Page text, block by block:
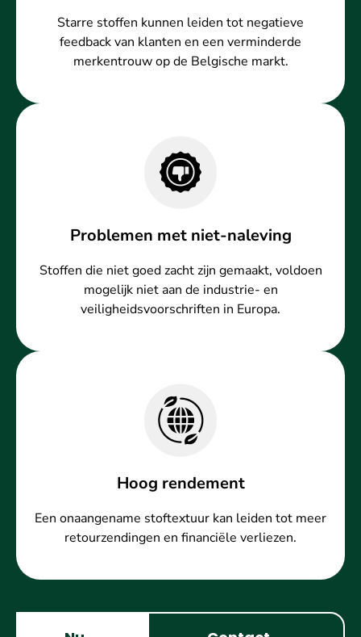
Starre stoffen kunnen leiden tot negatieve
feedback van klanten en een verminderde
merkentrouw op de Belgische markt.
Problemen met niet-naleving
Stoffen die niet goed zacht zijn gemaakt, voldoen
mogelijk niet aan de industrie- en
veiligheidsvoorschriften in Europa.
Hoog rendement
Een onaangename stoftextuur kan leiden tot meer
retourzendingen en financiële verliezen.